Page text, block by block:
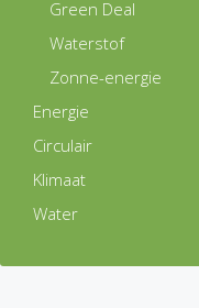
Green Deal
Waterstof
Zonne-energie
Energie
Circulair
Klimaat
Water